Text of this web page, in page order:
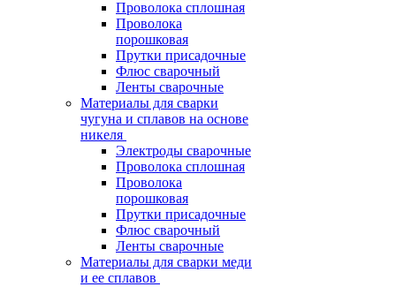
Проволока сплошная
Проволока
порошковая
Прутки присадочные
Флюс сварочный
Ленты сварочные
Материалы для сварки
чугуна и сплавов на основе
никеля
Электроды сварочные
Проволока сплошная
Проволока
порошковая
Прутки присадочные
Флюс сварочный
Ленты сварочные
Материалы для сварки меди
и ее сплавов